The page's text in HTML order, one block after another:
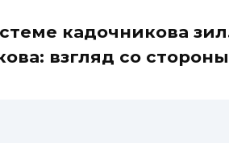
кадочникова
взгляд со